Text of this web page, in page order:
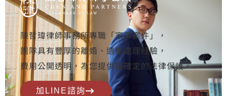
陳哲瑋律師事務所專職「家事案件」，
團隊具有豐厚的離婚、遺產處理經驗，
費用公開透明，為您提供最確定的法律保護。
加LINE諮詢